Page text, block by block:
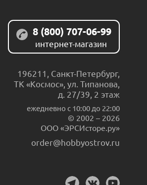
8 (800) 707-06-99
интернет-магазин
196211 Санкт-Петербург,
ТК «Космос», ул. Типанова,
д. 27/39, 2 этаж
ежедневно c 10:00 до 22:00
© 2002 – 2026
ООО «ЭРСИсторе.ру»
order@hobbyostrov.ru